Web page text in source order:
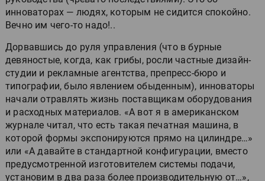
инноваторах — людях, которым не сидится спокойно.
Вечно им чего-то надо!..
Дорвавшись до руля управления (что в бурные
девяностые, когда, как грибы, росли частные дизайн-
студии и рекламные агентства, препресс-бюро и
типографии, было явлением обыденным), инноваторы
начали отравлять жизнь поставщикам оборудования
и расходных материалов. «А вот я в американском
журнале читал, что есть такая печатная машина, в
которой формы экспонируются прямо на цилиндре…»
или «А давайте в стандартной конфигурации, вместо
предусмотренной изготовителем системы подачи,
установим в два раза более производительную от…»,